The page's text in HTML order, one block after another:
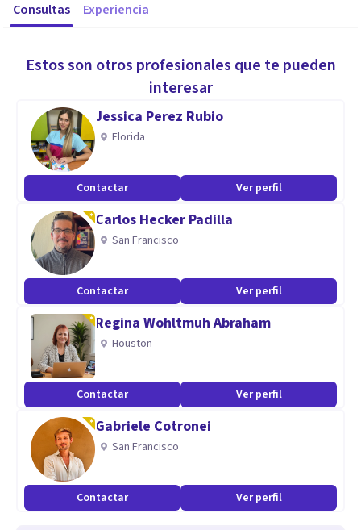
Consultas Experiencia
Estos son otros profesionales que te pueden
interesar
Jessica Perez Rubio
Florida
Contactar Ver perfil
Carlos Hecker Padilla
San Francisco
Contactar Ver perfil
Regina Wohltmuh Abraham
Houston
Contactar Ver perfil
Gabriele Cotronei
San Francisco
Contactar Ver perfil